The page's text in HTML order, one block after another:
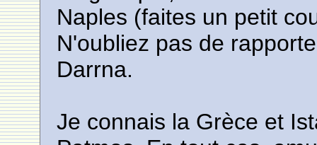
Naples (faites un petit
N'oubliez pas de
Darrna.
Je connais la Grèce et